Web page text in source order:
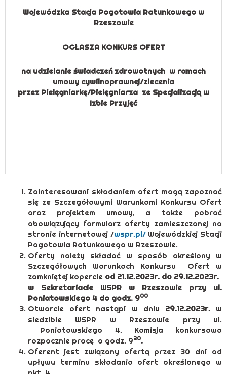
Wojewódzka Stacja Pogotowia Ratunkowego w
Rzeszowie
OGŁASZA KONKURS OFERT
na udzielanie świadczeń zdrowotnych w ramach
umowy cywilnoprawnej/zlecenia
przez Pielęgniarkę/Pielęgniarza ze Specjalizacją w
Izbie Przyjęć
Zainteresowani składaniem ofert mogą zapoznać
się ze Szczegółowymi Warunkami Konkursu Ofert
oraz projektem umowy, a także pobrać
obowiązujący formularz oferty zamieszczonej na
stronie internetowej /wspr.pl/Wojewódzkiej Stacji
Pogotowia Ratunkowego w Rzeszowie.
Oferty należy składać w sposób określony w
Szczegółowych Warunkach Konkursu Ofert w
zamkniętej kopercie od 21.12.2023r. do 29.12.2023r.
w Sekretariacie WSPR w Rzeszowie przy ul.
Poniatowskiego 4 do godz. 900
Otwarcie ofert nastąpi w dniu 29.12.2023r. w
siedzibie WSPR w Rzeszowie przy ul.
Poniatowskiego 4. Komisja konkursowa
rozpocznie pracę o godz. 930.
Oferent jest związany ofertą przez 30 dni od
upływu terminu składania ofert określonego w